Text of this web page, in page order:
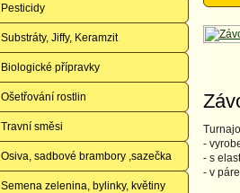
Pesticidy
Substráty, Jiffy, Keramzit
Biologické přípravky
Ošetřování rostlin
Travní směsi
Osiva, sadbové brambory ,sazečka
Semena zelenina, bylinky, květiny
-
- s
- v